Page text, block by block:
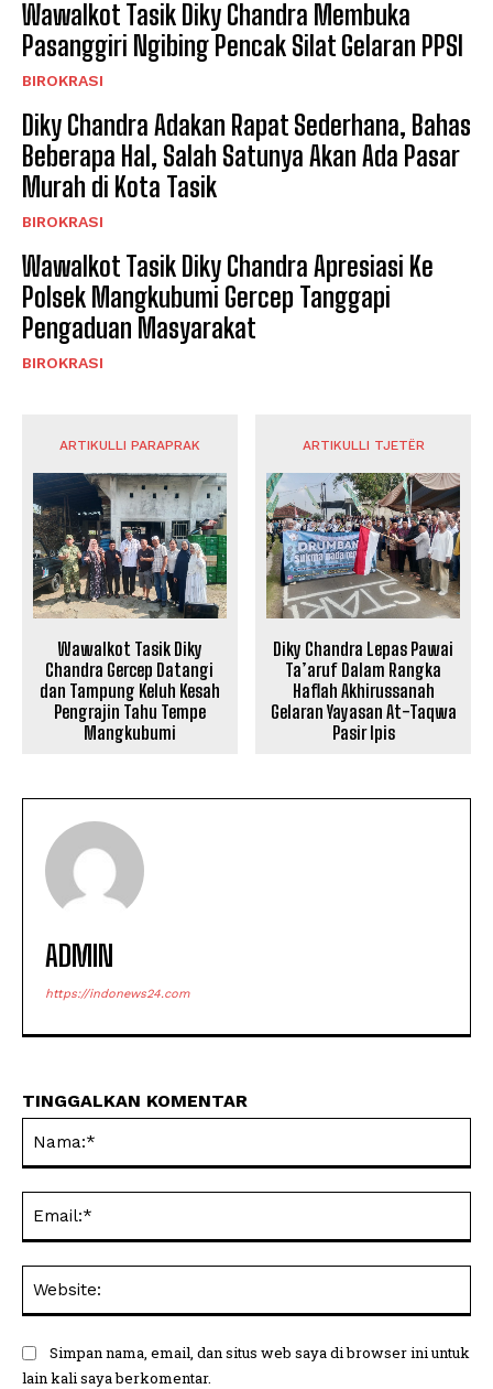
Wawalkot Tasik Diky Chandra Membuka
Pasanggiri Ngibing Pencak Silat Gelaran PPSI
BIROKRASI
Diky Chandra Adakan Rapat Sederhana, Bahas
Beberapa Hal, Salah Satunya Akan Ada Pasar
Murah di Kota Tasik
BIROKRASI
Wawalkot Tasik Diky Chandra Apresiasi Ke
Polsek Mangkubumi Gercep Tanggapi
Pengaduan Masyarakat
BIROKRASI
ARTIKULLI PARAPRAK
Wawalkot Tasik Diky
Chandra Gercep Datangi
dan Tampung Keluh Kesah
Pengrajin Tahu Tempe
Mangkubumi
ARTIKULLI TJETËR
Diky Chandra Lepas Pawai
Ta’aruf Dalam Rangka
Haflah Akhirussanah
Gelaran Yayasan At-Taqwa
Pasir Ipis
ADMIN
https://indonews24.com
TINGGALKAN KOMENTAR
Simpan nama, email, dan situs web saya di browser ini untuk
lain kali saya berkomentar.